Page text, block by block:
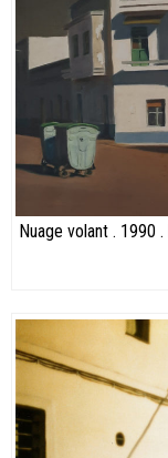
Nuage volant . 1990